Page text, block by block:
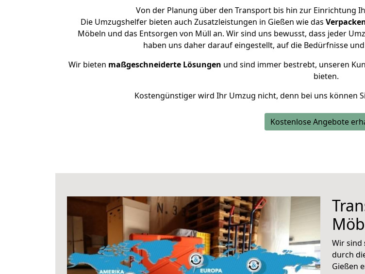
Von der Planung über den Transport bis hin zur Einrichtung
Die Umzugshelfer bieten auch Zusatzleistungen in Gießen wie das
Möbeln und das Entsorgen von Müll an. Wir sind uns bewusst, dass jeder
haben uns daher darauf eingestellt, auf die Bedürfnisse
Wir bieten maßgeschneiderte Lösungen und sind immer bestrebt, unseren
bieten.
Kostengünstiger wird Ihr Umzug nicht, denn bei uns können
Kostenlose Angebote
Wir sind
durch
Gießen